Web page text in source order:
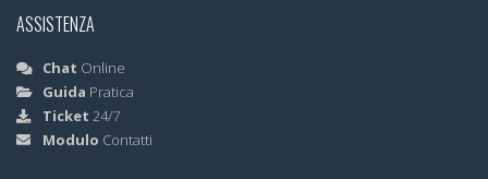
ASSISTENZA
Chat Online
Guida Pratica
Ticket 24/7
Modulo Contatti